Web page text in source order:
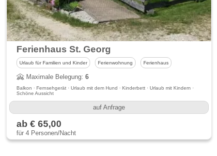
Ferienhaus St. Georg
Urlaub für Familien und Kinder Ferienwohnung Ferienhaus
Maximale Belegung:6
Balkon · Fernsehgerät · Urlaub mit dem Hund · Kinderbett · Urlaub mit Kindern ·
Schöne Aussicht
auf Anfrage
ab € 65,00
für 4 Personen/Nacht